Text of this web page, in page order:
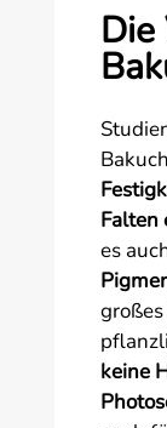
Falten
es
keine